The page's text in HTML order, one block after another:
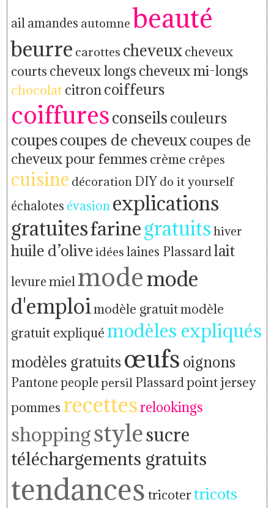
ailamandes automne beauté
beurre carottes cheveuxcheveux
courts cheveux longs cheveux mi-longs
chocolat citroncoiffeurs
coiffuresconseilscouleurs
coupescoupes de cheveuxcoupes de
cheveux pour femmes crème crêpes
cuisine décoration DIY do it yourself
échalotes évasionexplications
gratuitesfarinegratuits hiver
huile d’oliveidées laines Plassardlait
levuremielmodemode
d'emploimodèle gratuitmodèle
gratuit expliquémodèles expliqués
modèles gratuitsœufs oignons
Pantone people persil Plassardpoint jersey
pommes recettesrelookings
shoppingstylesucre
téléchargements gratuits
tendances tricotertricots